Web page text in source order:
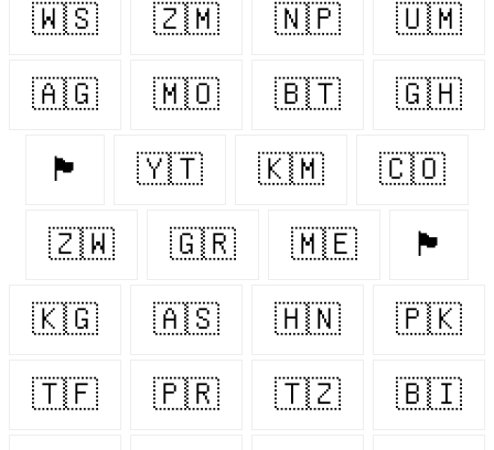
🇼🇸 🇿🇲 🇳🇵 🇺🇲
🇦🇬 🇲🇴 🇧🇹 🇬🇭
🏴󠁧󠁢󠁥󠁮󠁧󠁿 🇾🇹 🇰🇲 🇨🇴
🇿🇼 🇬🇷 🇲🇪 🏴󠁧󠁢󠁳󠁣󠁴󠁿
🇰🇬 🇦🇸 🇭🇳 🇵🇰
🇹🇫 🇵🇷 🇹🇿 🇧🇮